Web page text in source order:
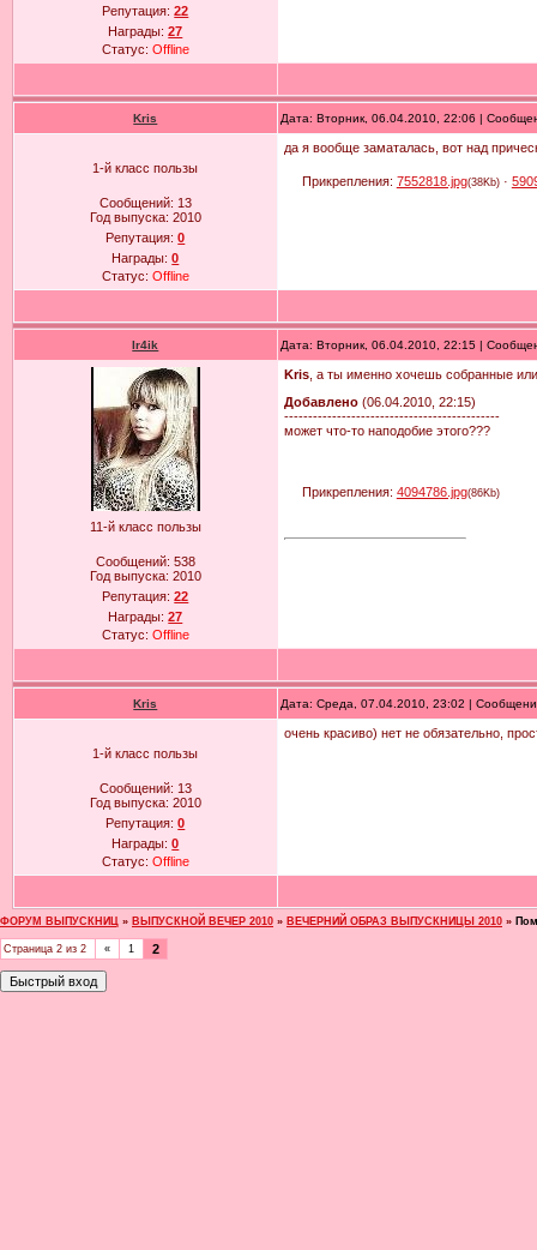
Репутация:22
Награды:27
Статус: Offline
Kris Дата: Вторник, 06.04.2010, 22:06 |
1-й класс пользы
Сообщений: 13
Год выпуска: 2010
Репутация:0
Награды:0
Статус: Offline
да я вообще заматалась, вот над
Прикрепления: 7552818.jpg(38Kb)·
Ir4ik Дата: Вторник, 06.04.2010, 22:15 |
11-й класс пользы
Сообщений: 538
Год выпуска: 2010
Репутация:22
Награды:27
Статус: Offline
Kris, а ты именно хочешь собранные
Добавлено(06.04.2010, 22:15)
---------------------------------------------
может что-то наподобие этого???
Прикрепления: 4094786.jpg(86Kb)
Kris Дата: Среда, 07.04.2010, 23:02 |
1-й класс пользы
Сообщений: 13
Год выпуска: 2010
Репутация:0
Награды:0
Статус: Offline
очень красиво) нет не обязательно,
ФОРУМ ВЫПУСКНИЦ » ВЫПУСКНОЙ ВЕЧЕР 2010 » ВЕЧЕРНИЙ ОБРАЗ ВЫПУСКНИЦЫ 2010 »
Страница 2 из 2 « 1 2